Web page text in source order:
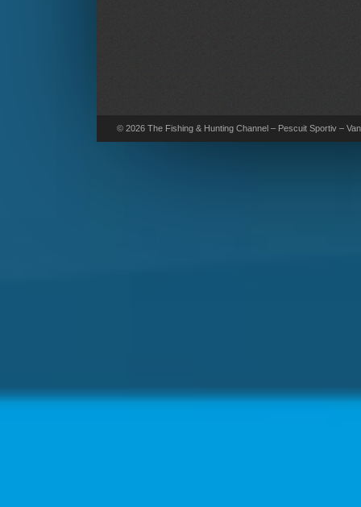
© 2026 The Fishing & Hunting Channel – Pescuit Sportiv –